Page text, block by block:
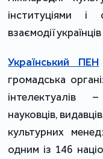
інституціями
взаємодії українців
Український ПЕН
громадська
інтелектуалів
науковців,
культурних
одним із 146